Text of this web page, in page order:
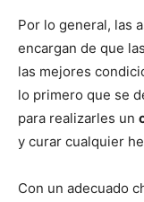
Por lo general, las
encargan de que
las mejores
lo primero que se
para realizarles un
y curar cualquier
Con un adecuado